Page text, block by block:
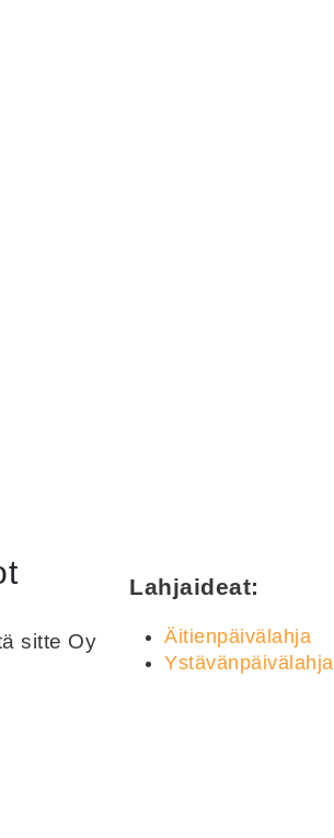
sitte Oy
Lahjaideat:
Äitienpäivälahja
Ystävänpäivälahja